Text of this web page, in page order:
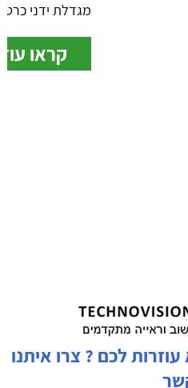
לכם ? צרו איתנו